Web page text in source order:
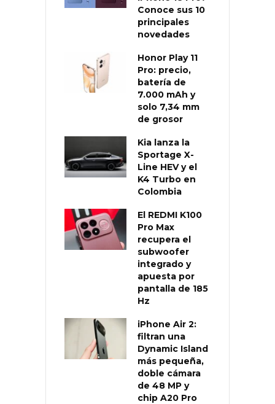
Conoce sus 10
principales
novedades
Honor Play 11
Pro: precio,
batería de
7.000 mAh y
solo 7,34 mm
de grosor
Kia lanza la
Sportage X-
Line HEV y el
K4 Turbo en
Colombia
El REDMI K100
Pro Max
recupera el
subwoofer
integrado y
apuesta por
pantalla de 185
Hz
iPhone Air 2:
filtran una
Dynamic Island
más pequeña,
doble cámara
de 48 MP y
chip A20 Pro